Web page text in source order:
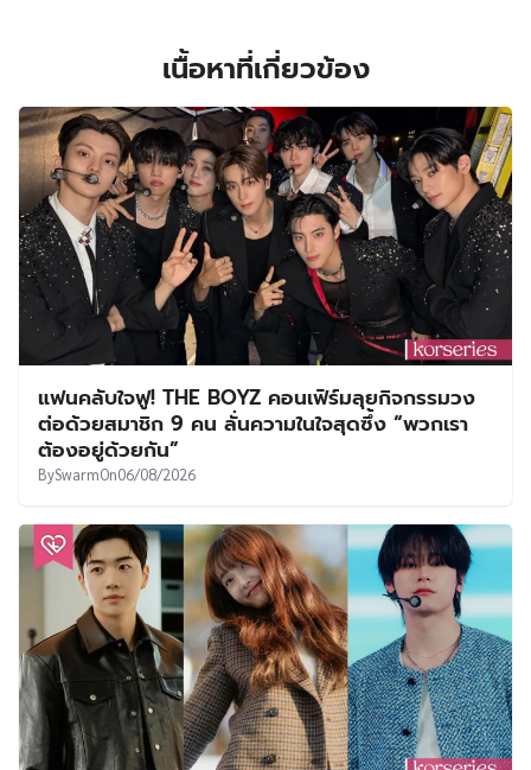
เนื้อหาที่เกี่ยวข้อง
แฟนคลับใจฟู! THE BOYZ คอนเฟิร์มลุยกิจกรรมวง
ต่อด้วยสมาชิก 9 คน ลั่นความในใจสุดซึ้ง “พวกเรา
ต้องอยู่ด้วยกัน”
BySwarmOn06/08/2026